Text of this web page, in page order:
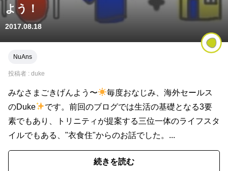
よう！
2017.08.18
NuAns
投稿者 : duke
みなさまごきげんよう〜
毎度おなじみ、海外セールス
のDuke
です。前回のブログでは生活の基礎となる3要
素でもあり、トリニティが提案する三位一体のライフスタ
イルでもある、"衣食住"からのお話でした。...
続きを読む